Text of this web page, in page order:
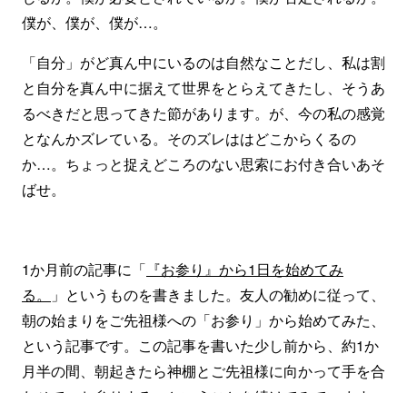
僕が、僕が、僕が…。
「自分」がど真ん中にいるのは自然なことだし、私は割
と自分を真ん中に据えて世界をとらえてきたし、そうあ
るべきだと思ってきた節があります。が、今の私の感覚
となんかズレている。そのズレははどこからくるの
か…。ちょっと捉えどころのない思索にお付き合いあそ
ばせ。
1か月前の記事に「 『お参り』から1日を始めてみ
る。
」というものを書きました。友人の勧めに従って、
朝の始まりをご先祖様への「お参り」から始めてみた、
という記事です。この記事を書いた少し前から、約1か
月半の間、朝起きたら神棚とご先祖様に向かって手を合